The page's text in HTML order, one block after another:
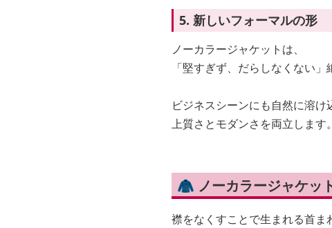
5. 新しいフォーマルの形
ノーカラージャケットは、
「堅すぎず、だらしなくない」
ビジネスシーンにも自然に溶け
上質さとモダンさを両立します。
🧥 ノーカラージャケッ
襟をなくすことで生まれる首ま